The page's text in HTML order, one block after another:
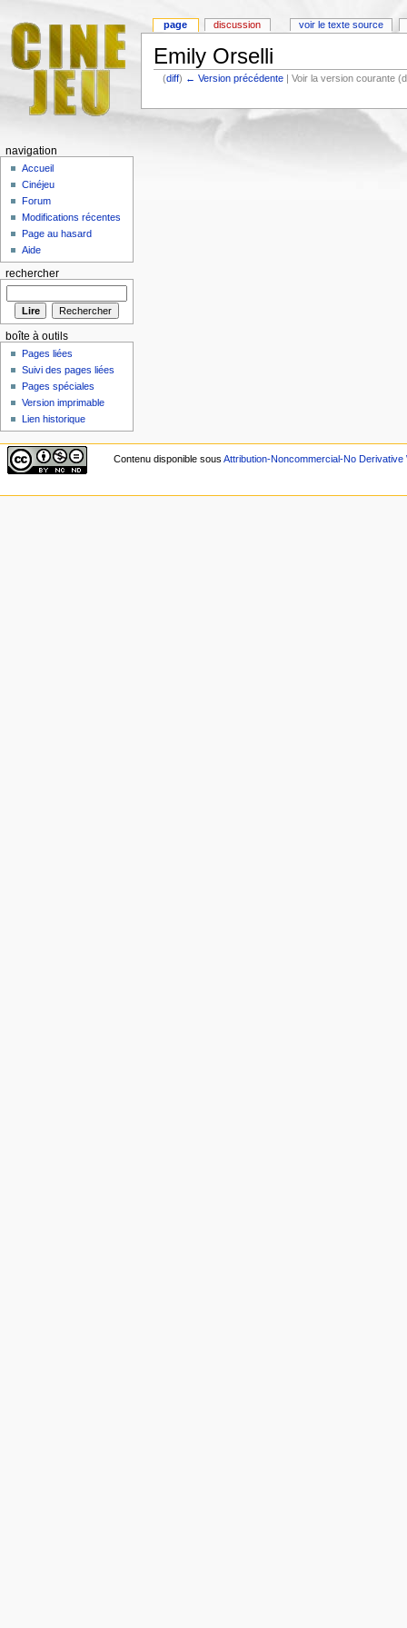
Emily Orselli
(diff) ← Version précédente | Voir la version courante
page discussion voir le texte source
navigation
Accueil
Cinéjeu
Forum
Modifications récentes
Page au hasard
Aide
rechercher
boîte à outils
Pages liées
Suivi des pages liées
Pages spéciales
Version imprimable
Lien historique
Contenu disponible sousAttribution-Noncommercial-No